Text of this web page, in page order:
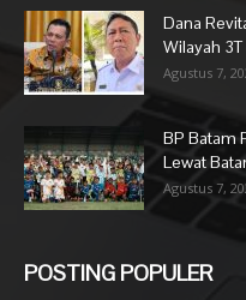
Dana
Wilayah
Agustus 7,
BP Batam
Lewat
Agustus 7,
POSTING POPULER